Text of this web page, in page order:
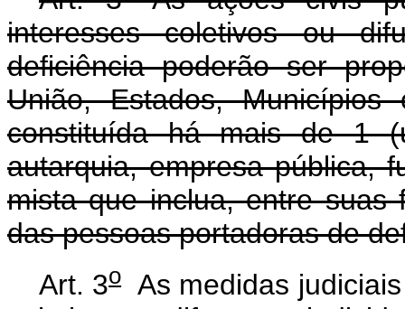
interesses coletivos ou
deficiência poderão ser
União, Estados,
constituída há mais de 1
autarquia, empresa pública,
mista que inclua, entre suas
das pessoas portadoras de
Art. 3oAs medidas judiciais